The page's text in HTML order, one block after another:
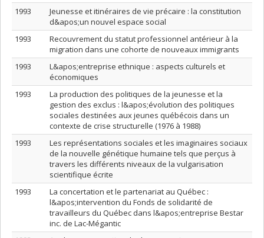
1993
Jeunesse et itinéraires de vie précaire : la constitution
d&apos;un nouvel espace social
1993
Recouvrement du statut professionnel antérieur à la
migration dans une cohorte de nouveaux immigrants
1993
L&apos;entreprise ethnique : aspects culturels et
économiques
1993
La production des politiques de la jeunesse et la
gestion des exclus : l&apos;évolution des politiques
sociales destinées aux jeunes québécois dans un
contexte de crise structurelle (1976 à 1988)
1993
Les représentations sociales et les imaginaires sociaux
de la nouvelle génétique humaine tels que perçus à
travers les différents niveaux de la vulgarisation
scientifique écrite
1993
La concertation et le partenariat au Québec :
l&apos;intervention du Fonds de solidarité de
travailleurs du Québec dans l&apos;entreprise Bestar
inc. de Lac-Mégantic